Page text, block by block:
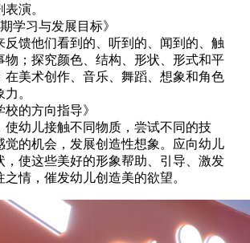
演。
学习与发展目标》
反馈他们看到的、听到的、闻到的、触
物；探究颜色、结构、形状、形式和平
在美术创作、音乐、舞蹈、想象和角色
。
的方向指导》
使幼儿接触不同物质，尝试不同的技
觉的机会，发展创造性想象。应向幼儿
，使这些美好的形象帮助、引导、激发
情，催发幼儿创造美的欲望。